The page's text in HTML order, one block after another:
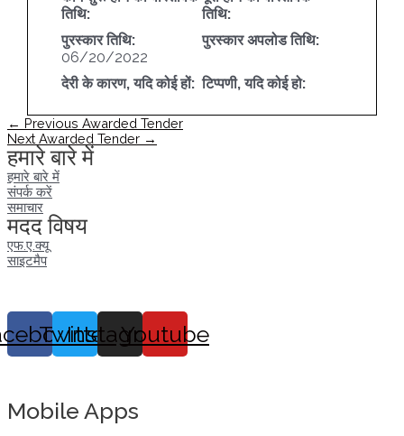
तिथि:
तिथि:
पुरस्कार तिथि:
06/20/2022
पुरस्कार अपलोड तिथि:
देरी के कारण, यदि कोई हों: टिप्पणी, यदि कोई हो:
पोस्ट
नेविगेशन
← Previous Awarded Tender
Next Awarded Tender →
हमारे बारे में
हमारे बारे में
संपर्क करें
समाचार
मदद विषय
एफ.ए.क्यू
साइटमैप
Twitter
Instagram
Youtube
Mobile Apps